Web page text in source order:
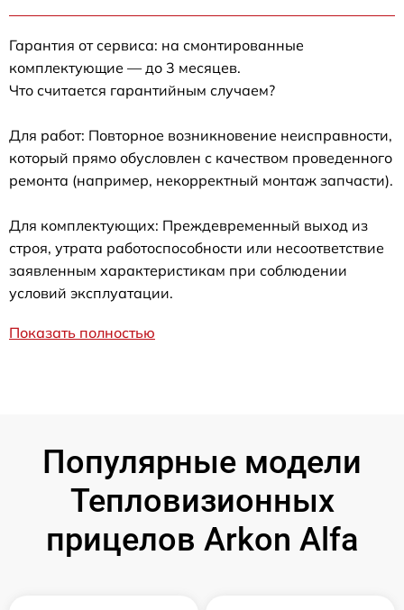
Гарантия от сервиса: на смонтированные
комплектующие — до 3 месяцев.
Что считается гарантийным случаем?
Для работ: Повторное возникновение неисправности,
который прямо обусловлен с качеством проведенного
ремонта (например, некорректный монтаж запчасти).
Для комплектующих: Преждевременный выход из
строя, утрата работоспособности или несоответствие
заявленным характеристикам при соблюдении
условий эксплуатации.
Показать полностью
Популярные модели
Тепловизионных
прицелов Arkon Alfa